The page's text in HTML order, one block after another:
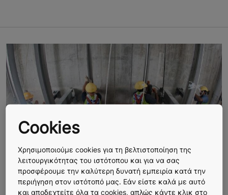
Βελτιωμένη ασφάλεια
Cookies
Χρησιμοποιούμε cookies για τη βελτιστοποίηση της
λειτουργικότητας του ιστότοπου και για να σας
προσφέρουμε την καλύτερη δυνατή εμπειρία κατά την
περιήγηση στον ιστότοπό μας. Εάν είστε καλά με αυτό
και αποδεχτείτε όλα τα cookies, απλώς κάντε κλικ στο